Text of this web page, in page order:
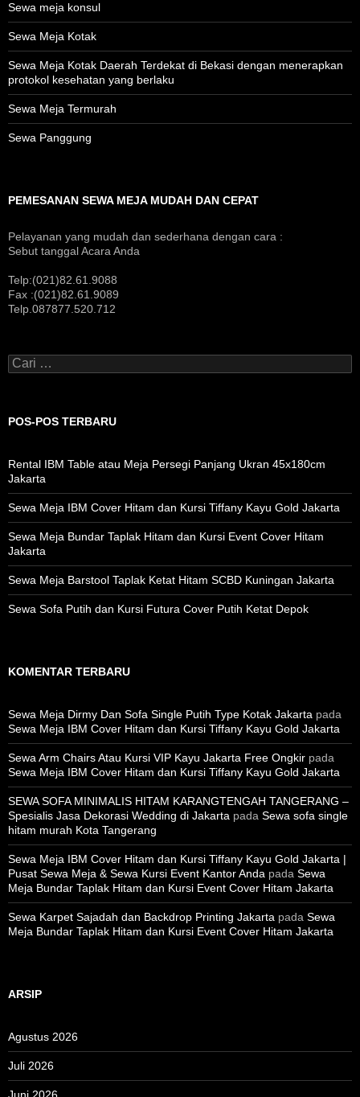
Sewa meja konsul
Sewa Meja Kotak
Sewa Meja Kotak Daerah Terdekat di Bekasi dengan menerapkan
protokol kesehatan yang berlaku
Sewa Meja Termurah
Sewa Panggung
PEMESANAN SEWA MEJA MUDAH DAN CEPAT
Pelayanan yang mudah dan sederhana dengan cara :
Sebut tanggal Acara Anda
Telp:(021)82.61.9088
Fax :(021)82.61.9089
Telp.087877.520.712
Cari
untuk:
POS-POS TERBARU
Rental IBM Table atau Meja Persegi Panjang Ukran 45x180cm
Jakarta
Sewa Meja IBM Cover Hitam dan Kursi Tiffany Kayu Gold Jakarta
Sewa Meja Bundar Taplak Hitam dan Kursi Event Cover Hitam
Jakarta
Sewa Meja Barstool Taplak Ketat Hitam SCBD Kuningan Jakarta
Sewa Sofa Putih dan Kursi Futura Cover Putih Ketat Depok
KOMENTAR TERBARU
Sewa Meja Dirmy Dan Sofa Single Putih Type Kotak Jakarta pada
Sewa Meja IBM Cover Hitam dan Kursi Tiffany Kayu Gold Jakarta
Sewa Arm Chairs Atau Kursi VIP Kayu Jakarta Free Ongkir pada
Sewa Meja IBM Cover Hitam dan Kursi Tiffany Kayu Gold Jakarta
SEWA SOFA MINIMALIS HITAM KARANGTENGAH TANGERANG –
Spesialis Jasa Dekorasi Wedding di Jakarta pada Sewa sofa single
hitam murah Kota Tangerang
Sewa Meja IBM Cover Hitam dan Kursi Tiffany Kayu Gold Jakarta |
Pusat Sewa Meja & Sewa Kursi Event Kantor Anda pada Sewa
Meja Bundar Taplak Hitam dan Kursi Event Cover Hitam Jakarta
Sewa Karpet Sajadah dan Backdrop Printing Jakarta pada Sewa
Meja Bundar Taplak Hitam dan Kursi Event Cover Hitam Jakarta
ARSIP
Agustus 2026
Juli 2026